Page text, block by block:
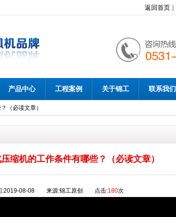
返回首页 |
产品中心 工程案例 关于锦工 联系我们
（必读文章）
缩机的工作条件有哪些？（必读文章）
:2019-08-08 来源:锦工原创 点击:180次